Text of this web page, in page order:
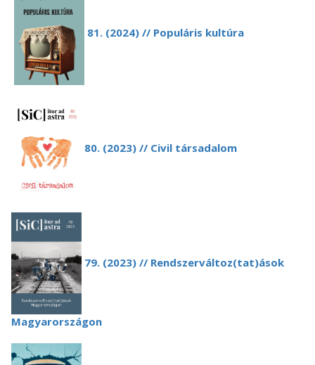
81. (2024) // Populáris kultúra
80. (2023) // Civil társadalom
79. (2023) // Rendszerváltoz(tat)ások
Magyarországon